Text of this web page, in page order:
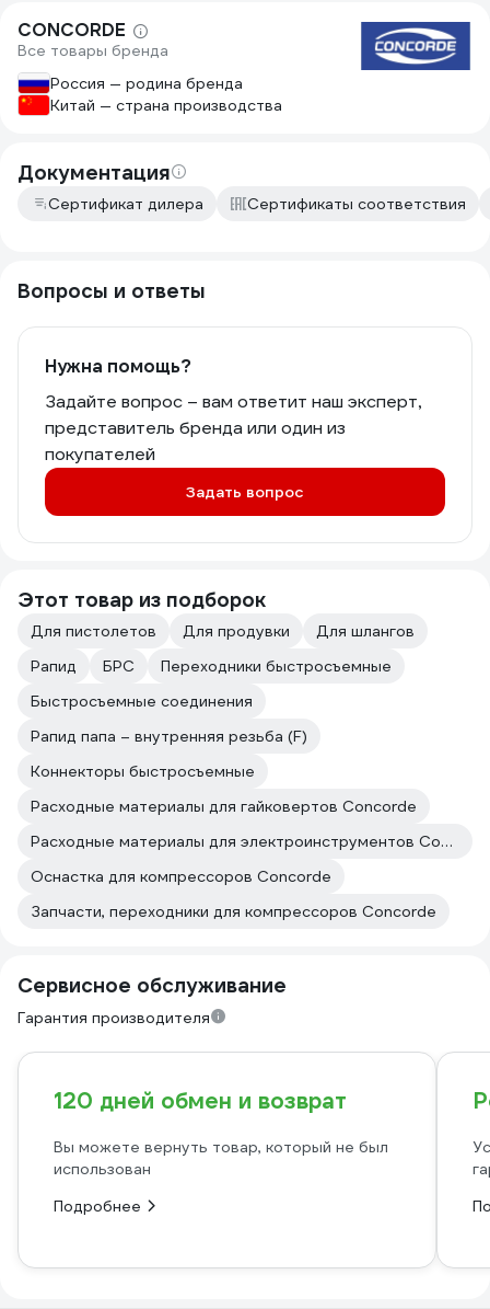
CONCORDE
Все товары бренда
Россия — родина бренда
Китай — страна производства
Документация
Сертификат дилера Сертификаты соответствия
Вопросы и ответы
Нужна помощь?
Задайте вопрос – вам ответит наш эксперт,
представитель бренда или один из
покупателей
Задать вопрос
Этот товар из подборок
Для пистолетов Для продувки
Для шлангов
Рапид
БРС
Переходники быстросъемные
Быстросъемные соединения
Рапид папа – внутренняя резьба (F)
Коннекторы быстросъемные
Расходные материалы для гайковертов Concorde
Расходные материалы для электроинструментов Concorde
Оснастка для компрессоров Concorde
Запчасти, переходники для компрессоров Concorde
Сервисное обслуживание
Гарантия производителя
120 дней обмен и возврат
Вы можете вернуть товар, который не был
использован
Подробнее